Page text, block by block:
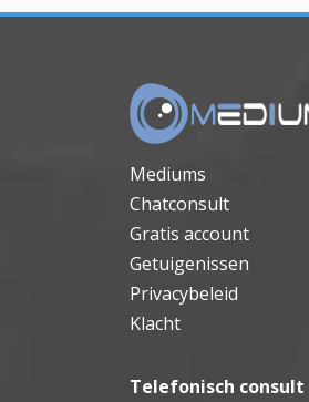
Mediums
Chatconsult
Gratis account
Getuigenissen
Privacybeleid
Klacht
Telefonisch consult